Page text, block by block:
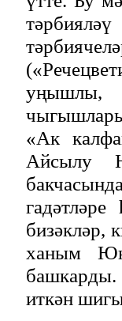
уңышлы,
«Ак
Айсылу
бизәкләр,
ханым
башкарды.
иткән